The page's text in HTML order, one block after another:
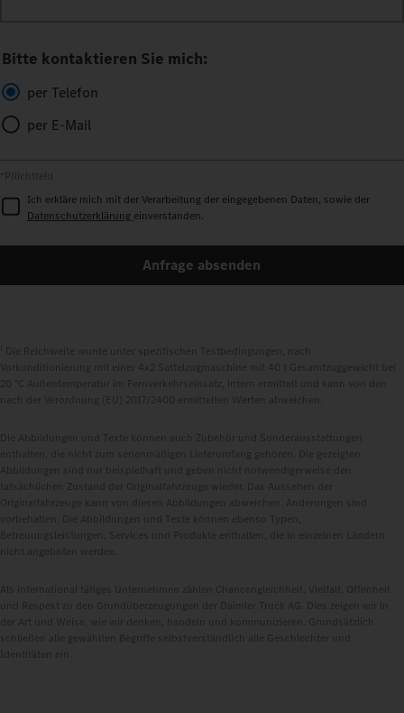
Bitte kontaktieren Sie mich:
per Telefon
per E-Mail
Ich erkläre mich mit der Verarbeitung der eingegebenen Daten, sowie der
Datenschutzerklärung einverstanden.
Anfrage absenden